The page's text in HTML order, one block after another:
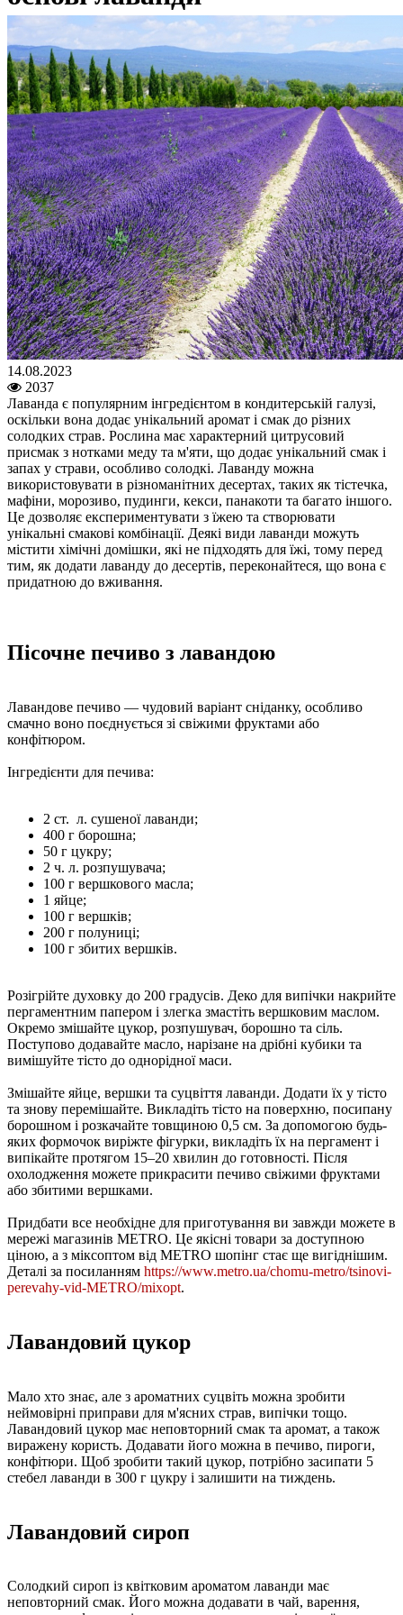
14.08.2023
2037
Лаванда є популярним інгредієнтом в кондитерській галузі,
оскільки вона додає унікальний аромат і смак до різних
солодких страв. Рослина має характерний цитрусовий
присмак з нотками меду та м'яти, що додає унікальний смак і
запах у страви, особливо солодкі. Лаванду можна
використовувати в різноманітних десертах, таких як тістечка,
мафіни, морозиво, пудинги, кекси, панакоти та багато іншого.
Це дозволяє експериментувати з їжею та створювати
унікальні смакові комбінації. Деякі види лаванди можуть
містити хімічні домішки, які не підходять для їжі, тому перед
тим, як додати лаванду до десертів, переконайтеся, що вона є
придатною до вживання.
Пісочне печиво з лавандою
Лавандове печиво — чудовий варіант сніданку, особливо
смачно воно поєднується зі свіжими фруктами або
конфітюром.
Інгредієнти для печива:
2 ст. л. сушеної лаванди;
400 г борошна;
50 г цукру;
2 ч. л. розпушувача;
100 г вершкового масла;
1 яйце;
100 г вершків;
200 г полуниці;
100 г збитих вершків.
Розігрійте духовку до 200 градусів. Деко для випічки накрийте
пергаментним папером і злегка змастіть вершковим маслом.
Окремо змішайте цукор, розпушувач, борошно та сіль.
Поступово додавайте масло, нарізане на дрібні кубики та
вимішуйте тісто до однорідної маси.
Змішайте яйце, вершки та суцвіття лаванди. Додати їх у тісто
та знову перемішайте. Викладіть тісто на поверхню, посипану
борошном і розкачайте товщиною 0,5 см. За допомогою будь-
яких формочок виріжте фігурки, викладіть їх на пергамент і
випікайте протягом 15–20 хвилин до готовності. Після
охолодження можете прикрасити печиво свіжими фруктами
або збитими вершками.
Придбати все необхідне для приготування ви завжди можете в
мережі магазинів METRO. Це якісні товари за доступною
ціною, а з міксоптом від METRO шопінг стає ще вигіднішим.
Деталі за посиланням https://www.metro.ua/chomu-metro/tsinovi-
perevahy-vid-METRO/mixopt.
Лавандовий цукор
Мало хто знає, але з ароматних суцвіть можна зробити
неймовірні приправи для м'ясних страв, випічки тощо.
Лавандовий цукор має неповторний смак та аромат, а також
виражену користь. Додавати його можна в печиво, пироги,
конфітюри. Щоб зробити такий цукор, потрібно засипати 5
стебел лаванди в 300 г цукру і залишити на тиждень.
Лавандовий сироп
Солодкий сироп із квітковим ароматом лаванди має
неповторний смак. Його можна додавати в чай, варення,